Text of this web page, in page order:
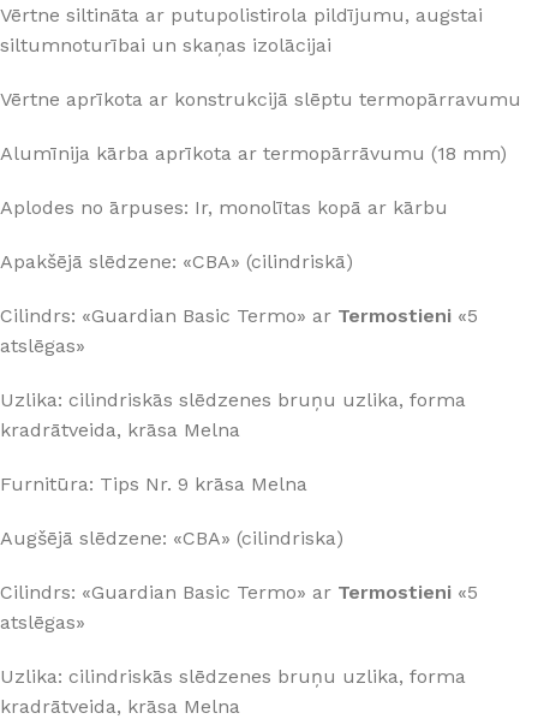
Vērtne siltināta ar putupolistirola pildījumu, augstai
siltumnoturībai un skaņas izolācijai
Vērtne aprīkota ar konstrukcijā slēptu termopārravumu
Alumīnija kārba aprīkota ar termopārrāvumu (18 mm)
Aplodes no ārpuses: Ir, monolītas kopā ar kārbu
Apakšējā slēdzene: «CBA» (cilindriskā)
Cilindrs: «Guardian Basic Termo» ar Termostieni «5
atslēgas»
Uzlika: cilindriskās slēdzenes bruņu uzlika, forma
kradrātveida, krāsa Melna
Furnitūra: Tips Nr. 9 krāsa Melna
Augšējā slēdzene: «CBA» (cilindriska)
Cilindrs: «Guardian Basic Termo» ar Termostieni «5
atslēgas»
Uzlika: cilindriskās slēdzenes bruņu uzlika, forma
kradrātveida, krāsa Melna